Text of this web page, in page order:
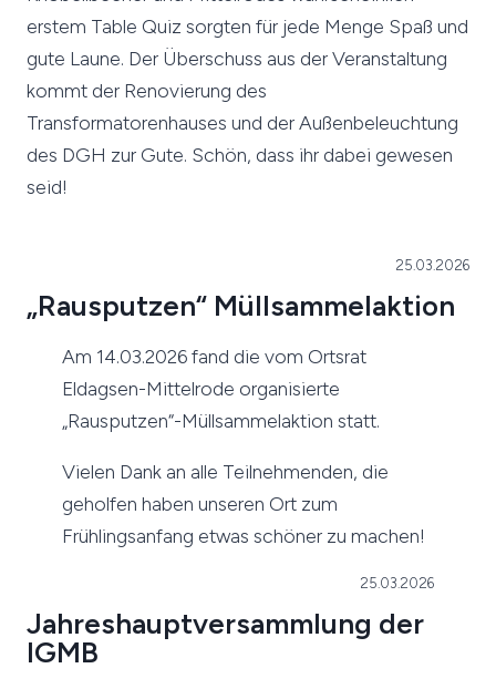
erstem Table Quiz sorgten für jede Menge Spaß und
gute Laune. Der Überschuss aus der Veranstaltung
kommt der Renovierung des
Transformatorenhauses und der Außenbeleuchtung
des DGH zur Gute. Schön, dass ihr dabei gewesen
seid!
25.03.2026
„Rausputzen“ Müllsammelaktion
Am 14.03.2026 fand die vom Ortsrat
Eldagsen-Mittelrode organisierte
„Rausputzen“-Müllsammelaktion statt.
Vielen Dank an alle Teilnehmenden, die
geholfen haben unseren Ort zum
Frühlingsanfang etwas schöner zu machen!
25.03.2026
Jahreshauptversammlung der
IGMB